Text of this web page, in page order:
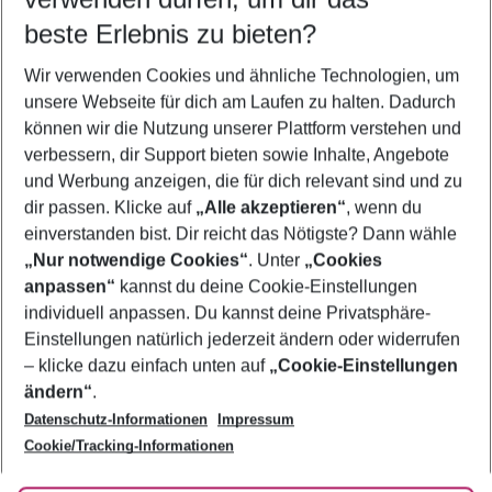
5-8 Nächte
2 Erwachsene Keine Kinder
Mehr Filter anzeigen
Footer
Footer navigation
Über uns
AGB
Bestpreisgarantie
Cookie-Einstellungen ändern
Cookie-Richtlinie
Agenturbetreuung
Barrierefreies Reisen
Folge uns
beste Erlebnis zu bieten?
Wir verwenden Cookies und ähnliche Technologien, um
unsere Webseite für dich am Laufen zu halten. Dadurch
können wir die Nutzung unserer Plattform verstehen und
verbessern, dir Support bieten sowie Inhalte, Angebote
und Werbung anzeigen, die für dich relevant sind und zu
dir passen. Klicke auf „Alle akzeptieren“, wenn du
einverstanden bist. Dir reicht das Nötigste? Dann wähle
„Nur notwendige Cookies“. Unter „Cookies
anpassen“ kannst du deine Cookie-Einstellungen
individuell anpassen. Du kannst deine Privatsphäre-
Einstellungen natürlich jederzeit ändern oder widerrufen
– klicke dazu einfach unten auf „Cookie-Einstellungen
ändern“.
Datenschutz-Informationen
Impressum
Cookie/Tracking-Informationen